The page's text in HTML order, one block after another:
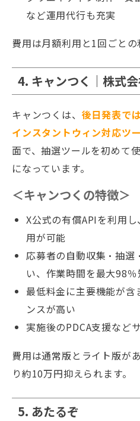
など運用代行も充実
費用は月額利用と1回ごとの
4. キャンつく｜株式
キャンつくは、 後日発表で
インスタントウィン対応ツ
面で、抽選ツールを初めて
になっています。
＜キャンつくの特徴＞
X公式の有償APIを利用
用が可能
応募者の自動収集・抽選
い、作業時間を最大98％
最低料金に主要機能が
ンスが高い
実施後のPDCA支援など
費用は通常版とライト版が
り約10万円抑えられます。
5. あたるぞ